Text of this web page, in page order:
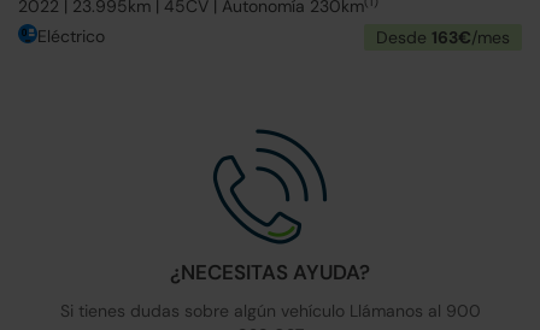
2022 | 23.995km | 45CV | Autonomía 230km
Eléctrico Desde 163€/mes
¿NECESITAS AYUDA?
Si tienes dudas sobre algún vehículo Llámanos al 900